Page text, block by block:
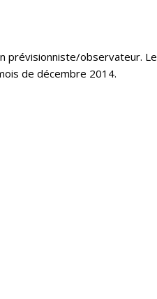
prévisionniste/observateur.
de décembre 2014.